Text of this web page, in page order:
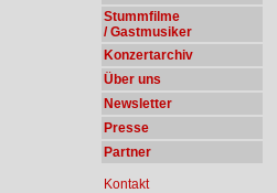
Stummfilme
/ Gastmusiker
Konzertarchiv
Über uns
Newsletter
Presse
Partner
Kontakt